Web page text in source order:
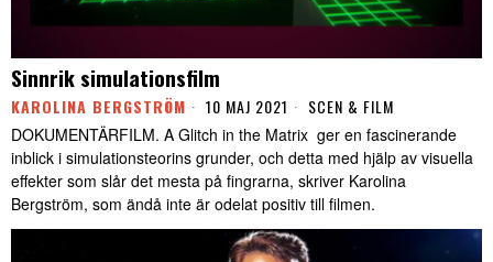
Sinnrik simulationsfilm
KAROLINA BERGSTRÖM 10 MAJ 2021 SCEN & FILM
DOKUMENTÄRFILM. A Glitch in the Matrix ger en fascinerande
inblick i simulationsteorins grunder, och detta med hjälp av visuella
effekter som slår det mesta på fingrarna, skriver Karolina
Bergström, som ändå inte är odelat positiv till filmen.